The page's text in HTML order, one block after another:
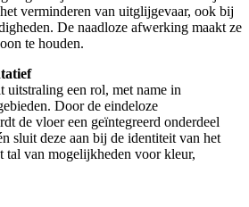
verminderen van uitglijgevaar, ook bij
De naadloze afwerking maakt ze
te houden.
uitstraling een rol, met name in
Door de eindeloze
de vloer een geïntegreerd onderdeel
sluit deze aan bij de identiteit van het
tal van mogelijkheden voor kleur,